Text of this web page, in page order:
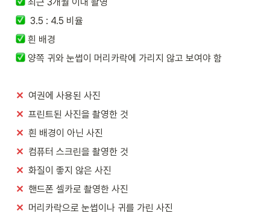
  3.5 : 4.5 비율
흰 배경
양쪽 귀와 눈썹이 머리카락에 가리지 않고 보여야 함
✕ 여권에 사용된 사진
✕ 프린트된 사진을 촬영한 것
✕ 흰 배경이 아닌 사진
✕ 컴퓨터 스크린을 촬영한 것
✕ 화질이 좋지 않은 사진
✕ 핸드폰 셀카로 촬영한 사진
✕ 머리카락으로 눈썹이나 귀를 가린 사진